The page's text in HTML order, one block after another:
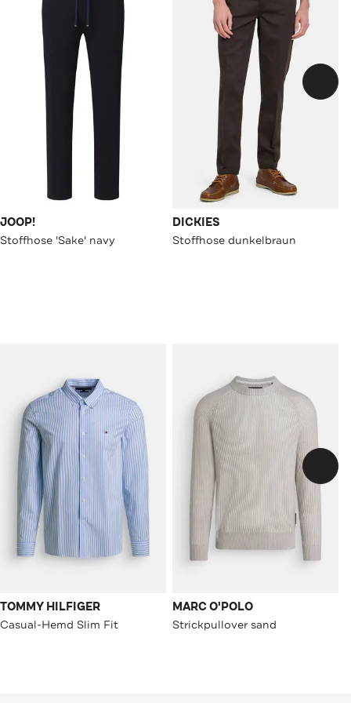
JOOP!
Stoffhose 'Sake' navy
DICKIES
Stoffhose dunkelbraun
TOMMY HILFIGER
Casual-Hemd Slim Fit
MARC O'POLO
Strickpullover sand